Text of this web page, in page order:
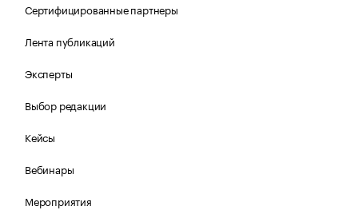
Сертифицированные партнеры
Лента публикаций
Эксперты
Выбор редакции
Кейсы
Вебинары
Мероприятия